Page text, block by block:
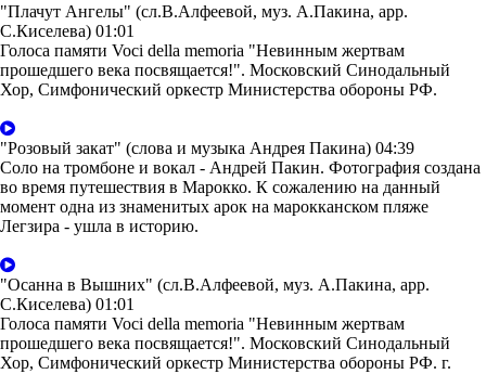
"Плачут Ангелы" (сл.В.Алфеевой, муз. А.Пакина, арр.
С.Киселева) 01:01
Голоса памяти Voci della memoria "Невинным жертвам
прошедшего века посвящается!". Московский Синодальный
Хор, Симфонический оркестр Министерства обороны РФ.
"Розовый закат" (слова и музыка Андрея Пакина) 04:39
Соло на тромбоне и вокал - Андрей Пакин. Фотография создана
во время путешествия в Марокко. К сожалению на данный
момент одна из знаменитых арок на марокканском пляже
Легзира - ушла в историю.
"Осанна в Вышних" (сл.В.Алфеевой, муз. А.Пакина, арр.
С.Киселева) 01:01
Голоса памяти Voci della memoria "Невинным жертвам
прошедшего века посвящается!". Московский Синодальный
Хор, Симфонический оркестр Министерства обороны РФ. г.